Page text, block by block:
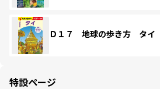
Ｄ１７ 地球の歩き方 タイ
特設ページ